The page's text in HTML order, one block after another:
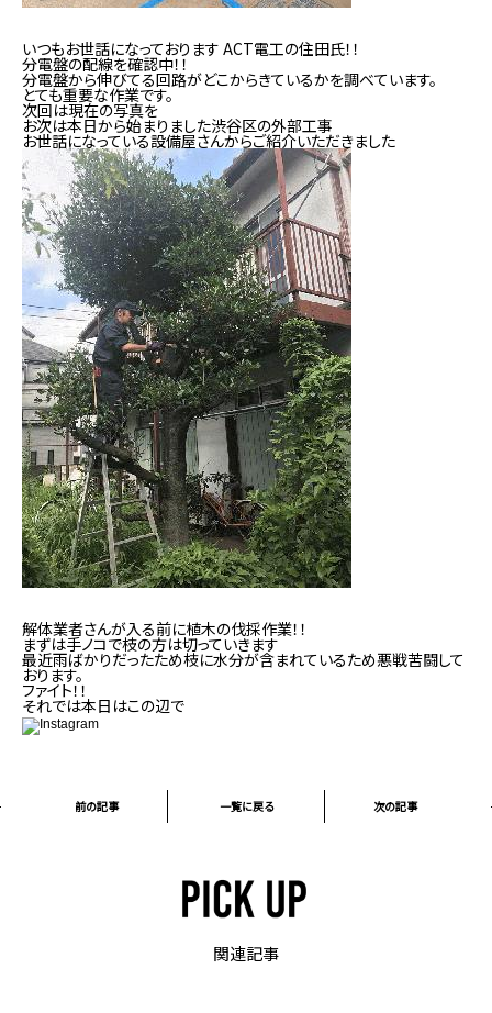
いつもお世話になっております ACT電工の住田氏！！
分電盤の配線を確認中！！
分電盤から伸びてる回路がどこからきているかを調べています。
とても重要な作業です。
次回は現在の写真を
お次は本日から始まりました渋谷区の外部工事
お世話になっている設備屋さんからご紹介いただきました
解体業者さんが入る前に植木の伐採作業！！
まずは手ノコで枝の方は切っていきます
最近雨ばかりだったため枝に水分が含まれているため悪戦苦闘して
おります。
ファイト！！
それでは本日はこの辺で
前の記事 一覧に戻る 次の記事
関連記事